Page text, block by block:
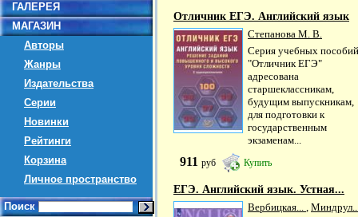
ГАЛЕРЕЯ
МАГАЗИН
Авторы
Жанры
Издательства
Серии
Новинки
Рейтинги
Корзина
Личное пространство
Поиск
Отличник ЕГЭ. Английский язык
Степанова М. В.
Серия учебных пособий
"Отличник ЕГЭ"
адресована
старшеклассникам,
будущим выпускникам,
для подготовки к
государственным
экзаменам...
911 руб Купить
ЕГЭ. Английский язык. Устная...
Вербицкая... ,